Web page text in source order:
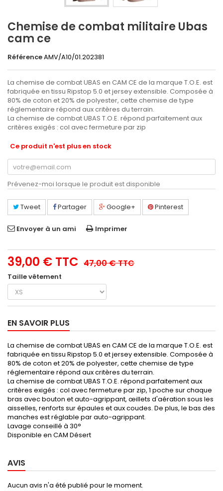
Chemise de combat militaire Ubas
cam ce
RéférenceAMV/A10/01.202381
La chemise de combat UBAS en CAM CE de la marque T.O.E. est
fabriquée en tissu Ripstop 5.0 et jersey extensible. Composée à
80% de coton et 20% de polyester, cette chemise de type
réglementaire répond aux critères du terrain.
La chemise de combat UBAS T.O.E. répond parfaitement aux
critères exigés : col avec fermeture par zip
Ce produit n'est plus en stock
Prévenez-moi lorsque le produit est disponible
Tweet Partager Google+ Pinterest
Envoyer à un ami Imprimer
39,00 € TTC 47,00 €TTC
Taille vêtement
EN SAVOIR PLUS
La chemise de combat UBAS en CAM CE de la marque T.O.E. est
fabriquée en tissu Ripstop 5.0 et jersey extensible. Composée à
80% de coton et 20% de polyester, cette chemise de type
réglementaire répond aux critères du terrain.
La chemise de combat UBAS T.O.E. répond parfaitement aux
critères exigés : col avec fermeture par zip, 1 poche sur chaque
bras avec bouton et auto-agrippant, œillets d'aération sous les
aisselles, renforts sur épaules et aux coudes. De plus, le bas des
manches est réglable par auto-agrippant.
Lavage conseillé à 30°
Disponible en CAM Désert
AVIS
Aucun avis n'a été publié pour le moment.